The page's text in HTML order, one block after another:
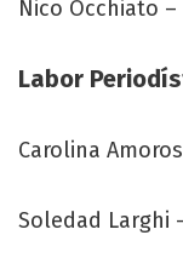
Nico Occhiato
Labor
Carolina
Soledad Larghi